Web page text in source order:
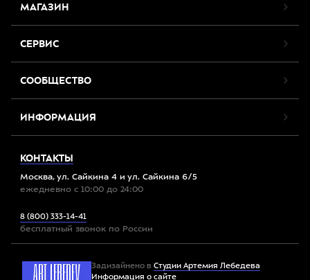
МАГАЗИН
СЕРВИС
СООБЩЕСТВО
ИНФОРМАЦИЯ
КОНТАКТЫ
Москва, ул. Сайкина 4 и ул. Сайкина 6/5
ежедневно с 10:00 до 24:00
8 (800) 333-14-41
бесплатный звонок по России
Задизайнено в Студии Артемия Лебедева
Информация о сайте